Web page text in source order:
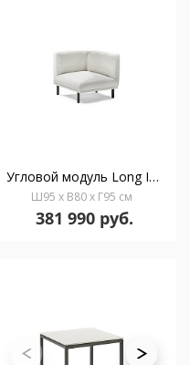
Угловой модуль Long Island 77844
Ш95 x В80 x Г95 см
381 990 руб.